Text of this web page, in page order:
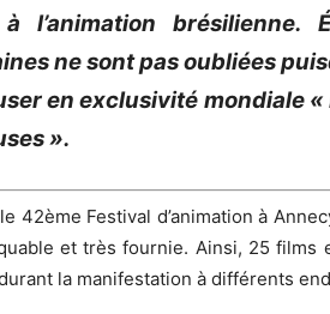
l’animation brésilienne.
ne sont pas oubliées
en exclusivité mondiale «
».
42ème Festival d’animation à
et très fournie. Ainsi, 25 films
la manifestation à différents